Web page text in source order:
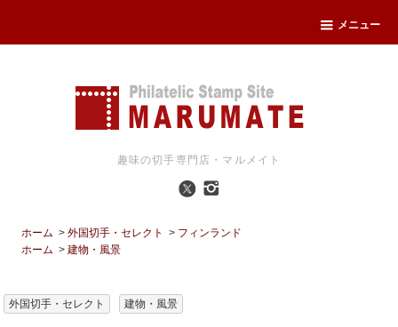
メニュー
趣味の切手専門店・マルメイト
ホーム >外国切手・セレクト > フィンランド
ホーム >建物・風景
外国切手・セレクト 建物・風景